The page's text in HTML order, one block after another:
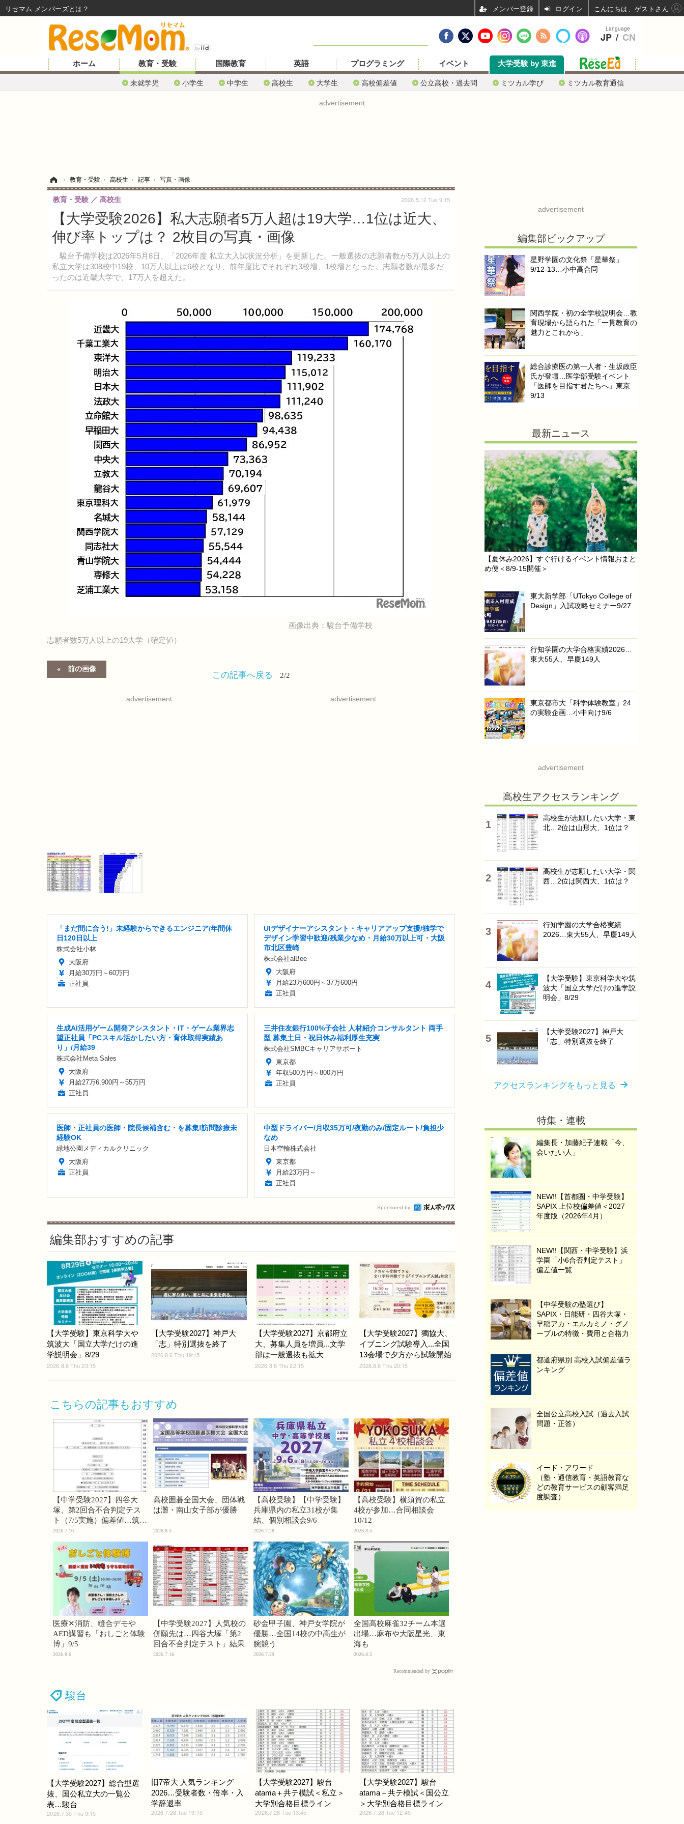
ホーム 教育・受験
未就学児 小学生 中学生 高校生 大学生 高校偏差値 公立高校・過去問 ミツカル学び ミツカル教育通信
国際教育 英語 プログラミング イベント 大学受験 by 東進
advertisement
› 教育・受験 › 高校生 › 記事 › 写真・画像
【大学受験2026】私大志願者5万人超は19大学…1位は近大、
伸び率トップは？ 2枚目の写真・画像
駿台予備学校は2026年5月8日、「2026年度 私立大入試状況分析」を更新した。一般選抜の志願者数が5万人以上の
私立大学は308校中19校、10万人以上は6校となり、前年度比でそれぞれ3校増、1校増となった。志願者数が最多だ
ったのは近畿大学で、17万人を超えた。
教育・受験 高校生 2026.5.12 Tue 9:15
画像出典：駿台予備学校
志願者数5万人以上の19大学（確定値）
前の画像
この記事へ戻る 2/2
advertisement advertisement
「まだ間に合う!」未経験からできるエンジニア/年間休
日120日以上
株式会社小林
大阪府
月給30万円～60万円
正社員
UIデザイナーアシスタント・キャリアアップ支援/独学で
デザイン学習中歓迎/残業少なめ・月給30万以上可・大阪
市北区豊崎
株式会社alBee
大阪府
月給23万600円～37万600円
正社員
生成AI活用ゲーム開発アシスタント・IT・ゲーム業界志
望正社員「PCスキル活かしたい方・育休取得実績あ
り」/月給39
株式会社Meta Sales
大阪府
月給27万6,900円～55万円
正社員
三井住友銀行100%子会社 人材紹介コンサルタント 両手
型 募集土日・祝日休み福利厚生充実
株式会社SMBCキャリアサポート
東京都
年収500万円～800万円
正社員
医師・正社員の医師・院長候補含む・を募集!訪問診療未
経験OK
緑地公園メディカルクリニック
大阪府
正社員
中型ドライバー/月収35万可/夜勤のみ/固定ルート/負担少
なめ
日本空輸株式会社
東京都
月給23万円～
正社員
Sponsored by
編集部おすすめの記事
【大学受験】東京科学大や
筑波大「国立大学だけの進
学説明会」8/29
2026.8.6 Thu 23:15
【大学受験2027】神戸大
「志」特別選抜を終了
2026.8.6 Thu 19:15
【大学受験2027】京都府立
大、募集人員を増員...文学
部は一般選抜も拡大
2026.8.6 Thu 22:15
【大学受験2027】獨協大、
イブニング試験導入...全国
13会場で夕方から試験開始
2026.8.6 Thu 20:15
こちらの記事もおすすめ
【中学受験2027】四谷大
塚、第2回合不合判定テス
ト（7/5実施）偏差値…筑駒
74・桜蔭70＜PR＞
2026.7.10
高校囲碁全国大会、団体戦
は灘・南山女子部が優勝
2026.8.5
【高校受験】【中学受験】
兵庫県内の私立31校が集
結、個別相談会9/6
2026.7.28
【高校受験】横須賀の私立
4校が参加…合同相談会
10/12
2026.8.5
医療✕消防、縫合デモや
AED講習も「おしごと体験
博」9/5
2026.8.6
【中学受験2027】人気校の
併願先は…四谷大塚「第2
回合不合判定テスト」結果
2026.7.16
砂金甲子園、神戸女学院が
優勝…全国14校の中高生が
腕競う
2026.7.29
全国高校麻雀32チーム本選
出場…麻布や大阪星光、東
海も
2026.8.5
Recommended by
駿台
【大学受験2027】総合型選
抜、国公私立大の一覧公
表…駿台
2026.7.30 Thu 9:15
旧7帝大 人気ランキング
2026…受験者数・倍率・入
学辞退率
2026.7.28 Tue 19:15
【大学受験2027】駿台
atama＋共テ模試＜私立＞
大学別合格目標ライン
2026.7.28 Tue 13:45
【大学受験2027】駿台
atama＋共テ模試＜国公立
＞大学別合格目標ライン
2026.7.28 Tue 12:45
advertisement
編集部ピックアップ
星野学園の文化祭「星華祭」
9/12-13…小中高合同
関西学院・初の全学校説明会…教
育現場から語られた「一貫教育の
魅力とこれから」
総合診療医の第一人者・生坂政臣
氏が登壇…医学部受験イベント
「医師を目指す君たちへ」東京
9/13
最新ニュース
【夏休み2026】すぐ行けるイベント情報おまと
め便＜8/9-15開催＞
東大新学部「UTokyo College of
Design」入試攻略セミナー9/27
行知学園の大学合格実績2026…
東大55人、早慶149人
東京都市大「科学体験教室」24
の実験企画…小中向け9/6
advertisement
高校生アクセスランキング
高校生が志願したい大学・東
北…2位は山形大、1位は？
高校生が志願したい大学・関
西…2位は関西大、1位は？
行知学園の大学合格実績
2026…東大55人、早慶149人
【大学受験】東京科学大や筑
波大「国立大学だけの進学説
明会」8/29
【大学受験2027】神戸大
「志」特別選抜を終了
アクセスランキングをもっと見る
特集・連載
編集長・加藤紀子連載「今、
会いたい人」
NEW!!【首都圏・中学受験】
SAPIX 上位校偏差値＜2027
年度版（2026年4月）
NEW!!【関西・中学受験】浜
学園「小6合否判定テスト」
偏差値一覧
【中学受験の塾選び】
SAPIX・日能研・四谷大塚・
早稲アカ・エルカミノ・グノ
ーブルの特徴・費用と合格力
都道府県別 高校入試偏差値ラ
ンキング
全国公立高校入試（過去入試
問題・正答）
イード・アワード
（塾・通信教育・英語教育な
どの教育サービスの顧客満足
度調査）
Language
JP / CN
リセマム メンバーズ ログイン こんにちは、ゲストさん